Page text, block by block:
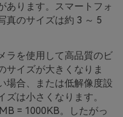
あります。スマートフォ
真のサイズは約 3 ～ 5
ラを使用して高品質のビ
サイズが大きくなりま
場合、または低解像度設
は小さくなります。
= 1000KB。したがっ